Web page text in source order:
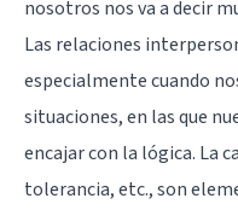
nosotros nos va a decir
Las relaciones
especialmente cuando
situaciones, en las que
encajar con la lógica. La
tolerancia, etc., son